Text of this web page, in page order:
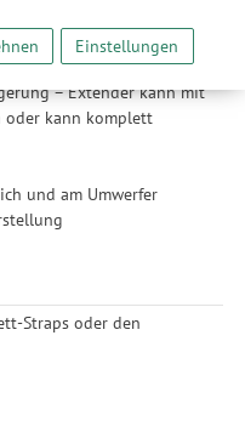
nutzungsbasierte
sowie Funktionalitäten
zu verbessern. Dabei
und Werbepartner
ausschließlich zum
Inhalten und der
Reichweitenmessungen,
Werbung.
den Drittanbietern
Einstellungen. Diese
unserer Website nicht
wird. Sie können Ihre
lediglich für bestimmte
die Zukunft widerrufen.
Einstellungen
Stützen
– Extender kann mit
oder kann komplett
und am Umwerfer
Straps oder den